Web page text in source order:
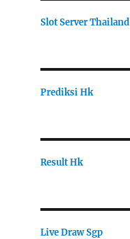
Slot Server Thailand
Prediksi Hk
Result Hk
Live Draw Sgp